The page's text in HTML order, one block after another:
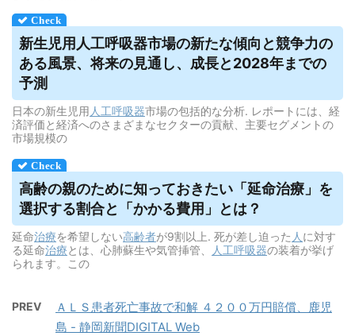
新生児用 人工呼吸器市場の新たな傾向と競争力の
ある風景、将来の見通し、成長と2028年までの
予測
日本の新生児用 人工呼吸器市場の包括的な分析. レポートには、経
済評価と経済へのさまざまなセクターの貢献、主要セグメントの
市場規模の
高齢の親のために知っておきたい「延命治療」を
選択する割合と「かかる費用」とは？
延命治療を希望しない高齢者が9割以上. 死が差し迫った 人 に対す
る延命治療とは、心肺蘇生や気管挿管、 人工呼吸器の装着が挙げ
られます。この
PREV
ＡＬＳ患者死亡事故で和解 ４２００万円賠償、鹿児
島 - 静岡新聞DIGITAL Web